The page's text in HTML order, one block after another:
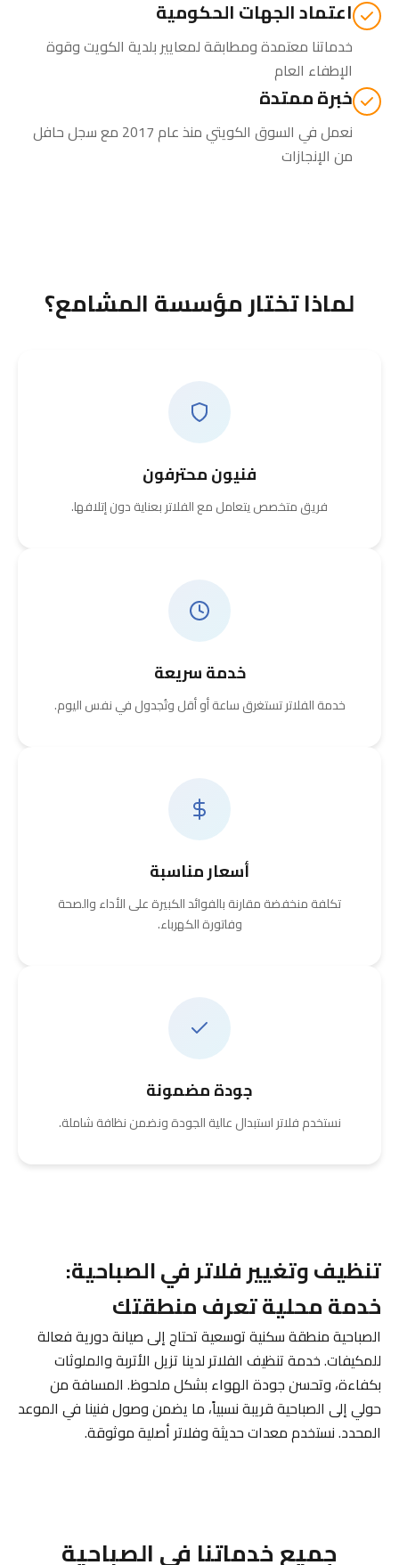
اعتماد الجهات الحكومية
خدماتنا معتمدة ومطابقة لمعايير بلدية الكويت وقوة
الإطفاء العام
خبرة ممتدة
نعمل في السوق الكويتي منذ عام 2017 مع سجل حافل
من الإنجازات
لماذا تختار مؤسسة المشامع؟
فنيون محترفون
فريق متخصص يتعامل مع الفلاتر بعناية دون إتلافها.
خدمة سريعة
خدمة الفلاتر تستغرق ساعة أو أقل وتُجدول في نفس اليوم.
أسعار مناسبة
تكلفة منخفضة مقارنة بالفوائد الكبيرة على الأداء والصحة
وفاتورة الكهرباء.
جودة مضمونة
نستخدم فلاتر استبدال عالية الجودة ونضمن نظافة شاملة.
تنظيف وتغيير فلاتر في الصباحية:
خدمة محلية تعرف منطقتك
الصباحية منطقة سكنية توسعية تحتاج إلى صيانة دورية فعالة
للمكيفات. خدمة تنظيف الفلاتر لدينا تزيل الأتربة والملوثات
بكفاءة، وتحسن جودة الهواء بشكل ملحوظ. المسافة من
حولي إلى الصباحية قريبة نسبياً، ما يضمن وصول فنينا في الموعد
المحدد. نستخدم معدات حديثة وفلاتر أصلية موثوقة.
جميع خدماتنا في الصباحية